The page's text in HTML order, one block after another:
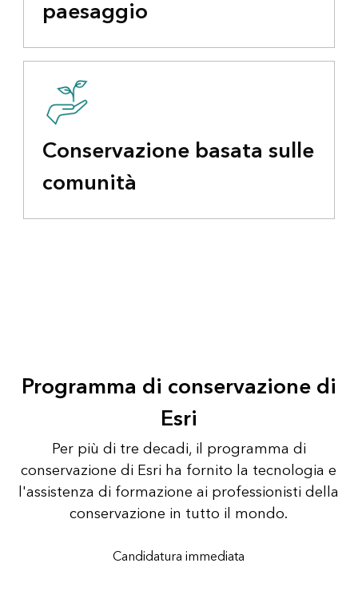
paesaggio
Conservazione basata sulle
comunità
Programma di conservazione di
Esri
Per più di tre decadi, il programma di
conservazione di Esri ha fornito la tecnologia e
l'assistenza di formazione ai professionisti della
conservazione in tutto il mondo.
Candidatura immediata